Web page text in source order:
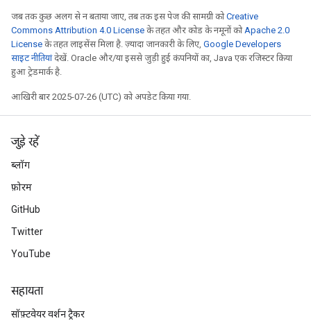
जब तक कुछ अलग से न बताया जाए, तब तक इस पेज की सामग्री कोCreative
Commons Attribution 4.0 License के तहत और कोड के नमूनों कोApache 2.0
License के तहत लाइसेंस मिला है. ज़्यादा जानकारी के लिए, Google Developers
साइट नीतियांदेखें. Oracle और/या इससे जुड़ी हुई कंपनियों का, Java एक रजिस्टर किया
हुआ ट्रेडमार्क है.
आखिरी बार 2025-07-26 (UTC) को अपडेट किया गया.
जुड़े रहें
ब्लॉग
फ़ोरम
GitHub
Twitter
YouTube
सहायता
सॉफ़्टवेयर वर्शन ट्रैकर